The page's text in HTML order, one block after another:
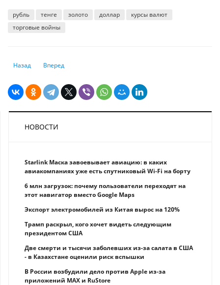
рубль тенге золото доллар
курсы валют
торговые войны
Предыдущий: Пошлины Трампа по спирали: что значит торговая
Назад Следующий: Новая политика Трампа: стоит ли
Вперед
НОВОСТИ
Starlink Маска завоевывает авиацию: в каких
авиакомпаниях уже есть спутниковый Wi-Fi на борту
6 млн загрузок: почему пользователи переходят на
этот навигатор вместо Google Maps
Экспорт электромобилей из Китая вырос на 120%
Трамп раскрыл, кого хочет видеть следующим
президентом США
Две смерти и тысячи заболевших из-за салата в США
- в Казахстане оценили риск вспышки
В России возбудили дело против Apple из-за
приложений MAX и RuStore